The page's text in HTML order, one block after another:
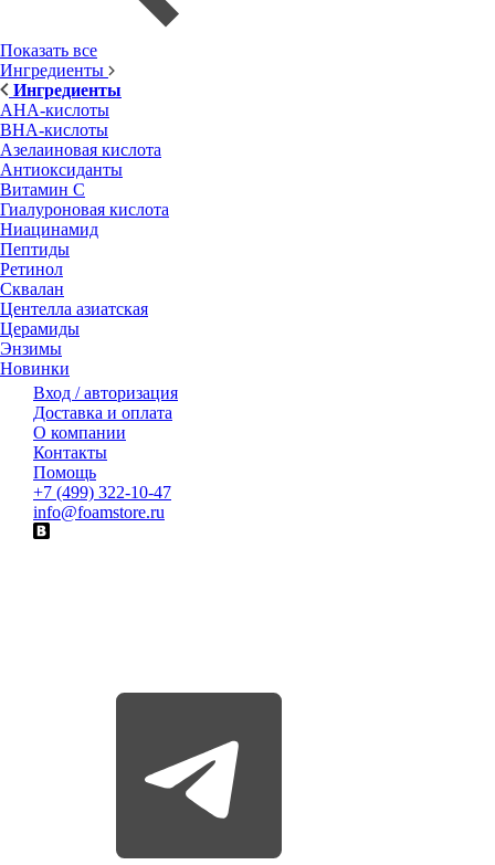
Показать все
Ингредиенты
Ингредиенты
AHA-кислоты
BHA-кислоты
Азелаиновая кислота
Антиоксиданты
Витамин С
Гиалуроновая кислота
Ниацинамид
Пептиды
Ретинол
Сквалан
Центелла азиатская
Церамиды
Энзимы
Новинки
Вход / авторизация
Доставка и оплата
О компании
Контакты
Помощь
+7 (499) 322-10-47
info@foamstore.ru